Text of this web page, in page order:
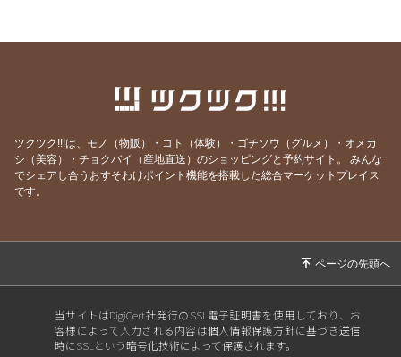
2026/07/29最も楽に、しかも確実に人生を好転させる方法
とは？
ました💦
2026/07/19本当に全ては自分だった…！これが分かれば何
あの人を「酷い人」にしていたのは、私だった
2026/07/05とことん自分と向き合うと人生はここまで変わ
2026/06/30 自分のことが一番わからない
ツクツク!!!は、モノ（物販）・コト（体験）・ゴチソウ（グルメ）・オメカ
シ（美容）・チョクバイ（産地直送）のショッピングと予約サイト。
みんな
でシェアし合うおすそわけポイント機能を搭載した総合マーケットプレイス
です。
当サイトはDigiCert社発行のSSL電子証明書を使用しており、お
客様によって入力される内容は個人情報保護方針に基づき送信
時にSSLという暗号化技術によって保護されます。